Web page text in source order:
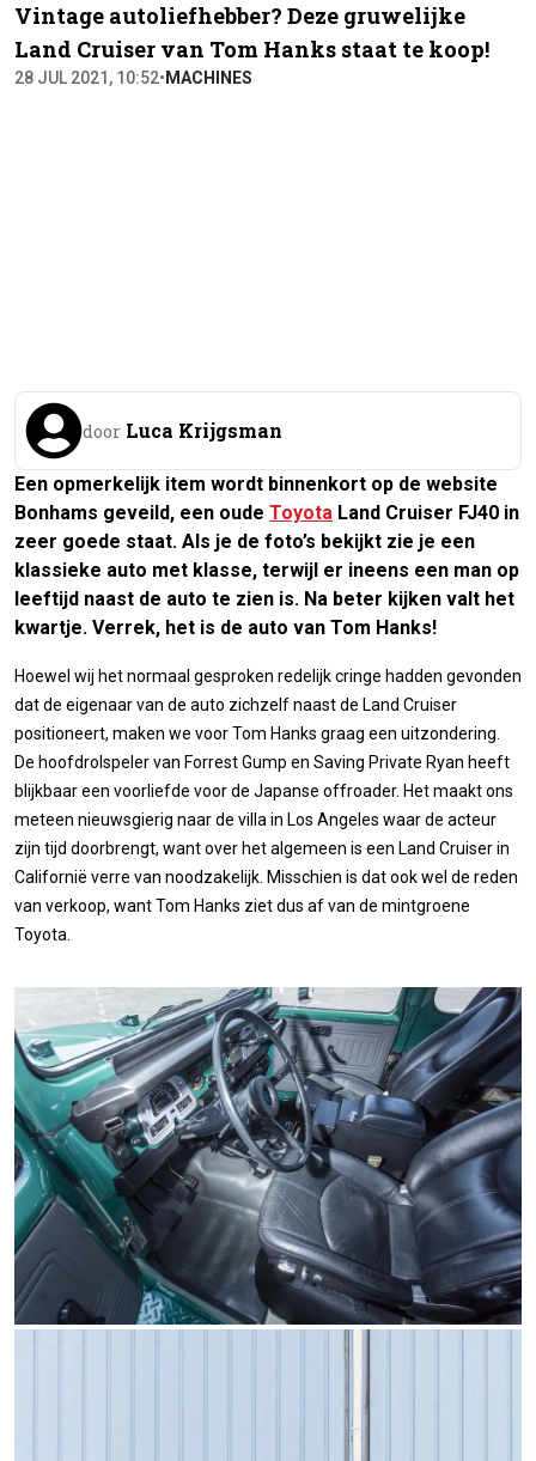
Vintage autoliefhebber? Deze gruwelijke
Land Cruiser van Tom Hanks staat te koop!
28 JUL 2021, 10:52• MACHINES
door Luca Krijgsman
Een opmerkelijk item wordt binnenkort op de website
Bonhams geveild, een oude Toyota Land Cruiser FJ40 in
zeer goede staat. Als je de foto’s bekijkt zie je een
klassieke auto met klasse, terwijl er ineens een man op
leeftijd naast de auto te zien is. Na beter kijken valt het
kwartje. Verrek, het is de auto van Tom Hanks!
Hoewel wij het normaal gesproken redelijk cringe hadden gevonden
dat de eigenaar van de auto zichzelf naast de Land Cruiser
positioneert, maken we voor Tom Hanks graag een uitzondering.
De hoofdrolspeler van Forrest Gump en Saving Private Ryan heeft
blijkbaar een voorliefde voor de Japanse offroader. Het maakt ons
meteen nieuwsgierig naar de villa in Los Angeles waar de acteur
zijn tijd doorbrengt, want over het algemeen is een Land Cruiser in
Californië verre van noodzakelijk. Misschien is dat ook wel de reden
van verkoop, want Tom Hanks ziet dus af van de mintgroene
Toyota.